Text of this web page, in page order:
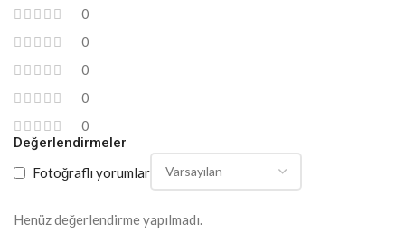
0
0
0
0
0
Değerlendirmeler
Fotoğraflı yorumlar
Henüz değerlendirme yapılmadı.